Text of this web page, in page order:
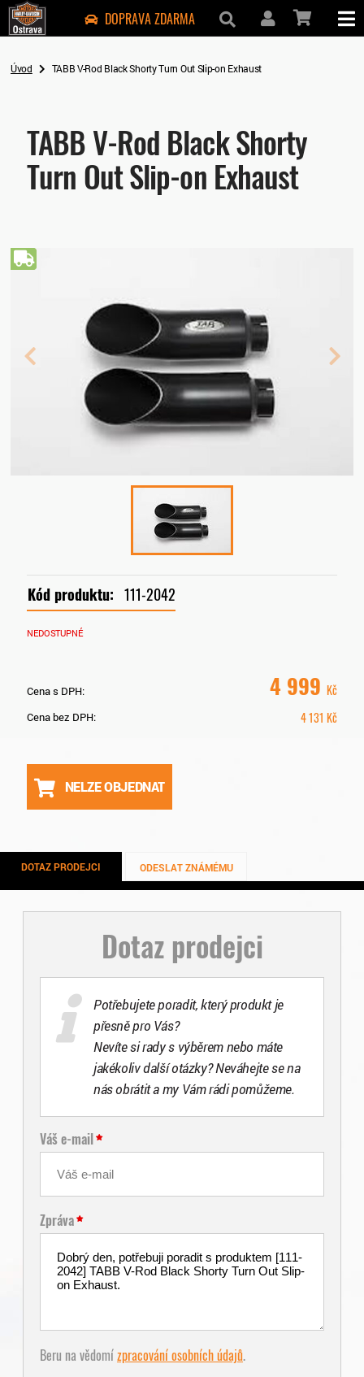
DOPRAVA ZDARMA
Úvod TABB V-Rod Black Shorty Turn Out Slip-on Exhaust
TABB V-Rod Black Shorty
Turn Out Slip-on Exhaust
Doprava zdarma
Kód produktu: 111-2042
NEDOSTUPNÉ
Cena s DPH: 4 999 Kč
Cena bez DPH: 4 131 Kč
NELZE OBJEDNAT
DOTAZ PRODEJCI ODESLAT ZNÁMÉMU
Dotaz prodejci
Potřebujete poradit, který produkt je
přesně pro Vás?
Nevíte si rady s výběrem nebo máte
jakékoliv další otázky? Neváhejte se na
nás obrátit a my Vám rádi pomůžeme.
Váš e-mail
Zpráva
Beru na vědomízpracování osobních údajů.